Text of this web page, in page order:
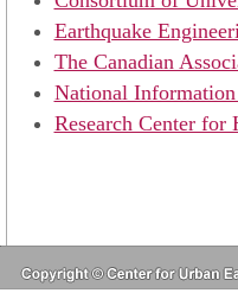
Earthquake
The Canadian
National
Research Center